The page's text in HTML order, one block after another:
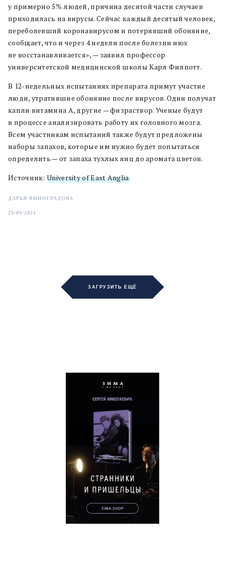
у примерно 5% людей, причина десятой части случаев
приходилась на вирусы. Сейчас каждый десятый человек,
переболевший коронавирусом и потерявший обоняние,
сообщает, что и через 4 недели после болезни нюх
не восстанавливается», — заявил профессор
университетской медицинской школы Карл Филпотт.
В 12-недельных испытаниях препарата примут участие
люди, утратившие обоняние после вирусов. Одни получат
капли витамина A, другие — физраствор. Ученые будут
в процессе анализировать работу их головного мозга.
Всем участникам испытаний также будут предложены
наборы запахов, которые им нужно будет попытаться
определить — от запаха тухлых яиц до аромата цветов.
Источник: University of East Anglia
ДАРЬЯ ВИНОГРАДОВА
29/09/2021
ЗАГРУЗИТЬ ЕЩЁ